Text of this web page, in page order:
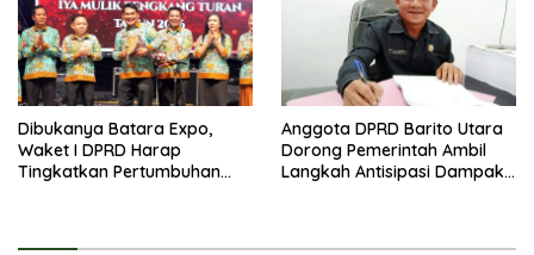
Dibukanya Batara Expo,
Waket I DPRD Harap
Tingkatkan Pertumbuhan
Anggota DPRD Barito Utara
Dorong Pemerintah Ambil
Langkah Antisipasi Dampak